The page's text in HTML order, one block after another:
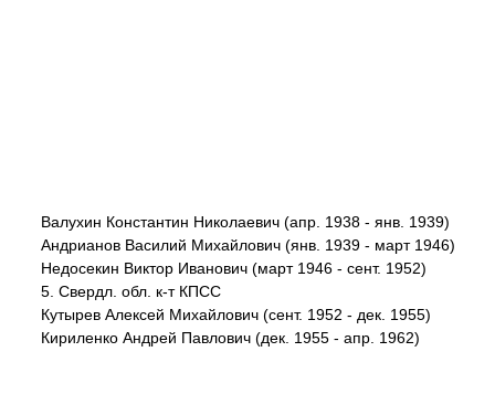
Валухин Константин Николаевич (апр. 1938 - янв. 1939)
Андрианов Василий Михайлович (янв. 1939 - март 1946)
Недосекин Виктор Иванович (март 1946 - сент. 1952)
5. Свердл. обл. к-т КПСС
Кутырев Алексей Михайлович (сент. 1952 - дек. 1955)
Кириленко Андрей Павлович (дек. 1955 - апр. 1962)